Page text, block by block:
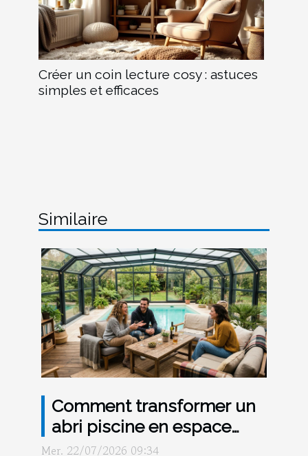
Créer un coin lecture cosy : astuces
simples et efficaces
Similaire
Comment transformer un
abri piscine en espace
convivial toute l’année
Mer. 22/07/2026 09:34